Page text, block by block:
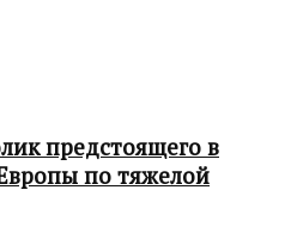
предстоящего в
по тяжелой